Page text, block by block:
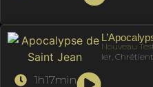
Nouveau
Ier,
1h17min